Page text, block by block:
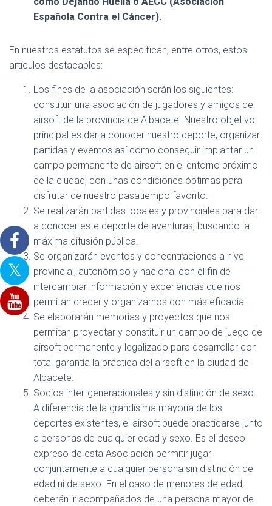
Española Contra el Cáncer).
En nuestros estatutos se especifican, entre otros, estos
artículos destacables:
Los fines de la asociación serán los siguientes:
constituir una asociación de jugadores y amigos del
airsoft de la provincia de Albacete. Nuestro objetivo
principal es dar a conocer nuestro deporte, organizar
partidas y eventos así como conseguir implantar un
campo permanente de airsoft en el entorno próximo
de la ciudad, con unas condiciones óptimas para
disfrutar de nuestro pasatiempo favorito.
Se realizarán partidas locales y provinciales para dar
a conocer este deporte de aventuras, buscando la
máxima difusión pública.
Se organizarán eventos y concentraciones a nivel
provincial, autonómico y nacional con el fin de
intercambiar información y experiencias que nos
permitan crecer y organizarnos con más eficacia.
Se elaborarán memorias y proyectos que nos
permitan proyectar y constituir un campo de juego de
airsoft permanente y legalizado para desarrollar con
total garantía la práctica del airsoft en la ciudad de
Albacete.
Socios inter-generacionales y sin distinción de sexo.
A diferencia de la grandísima mayoría de los
deportes existentes, el airsoft puede practicarse junto
a personas de cualquier edad y sexo. Es el deseo
expreso de esta Asociación permitir jugar
conjuntamente a cualquier persona sin distinción de
edad ni de sexo. En el caso de menores de edad,
deberán ir acompañados de una persona mayor de